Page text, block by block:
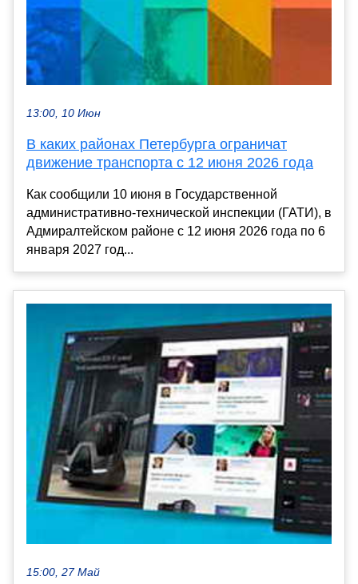
13:00, 10 Июн
В каких районах Петербурга ограничат
движение транспорта с 12 июня 2026 года
Как сообщили 10 июня в Государственной
административно-технической инспекции (ГАТИ), в
Адмиралтейском районе с 12 июня 2026 года по 6
января 2027 год...
15:00, 27 Май